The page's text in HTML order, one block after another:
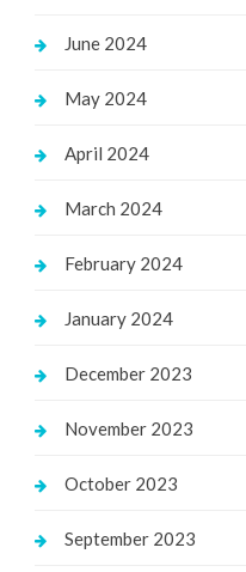
June 2024
May 2024
April 2024
March 2024
February 2024
January 2024
December 2023
November 2023
October 2023
September 2023